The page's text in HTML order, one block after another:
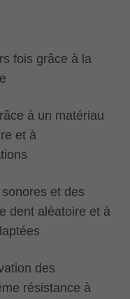
fois grâce à la
à un matériau
et à
et des
dent aléatoire et à
des
résistance à